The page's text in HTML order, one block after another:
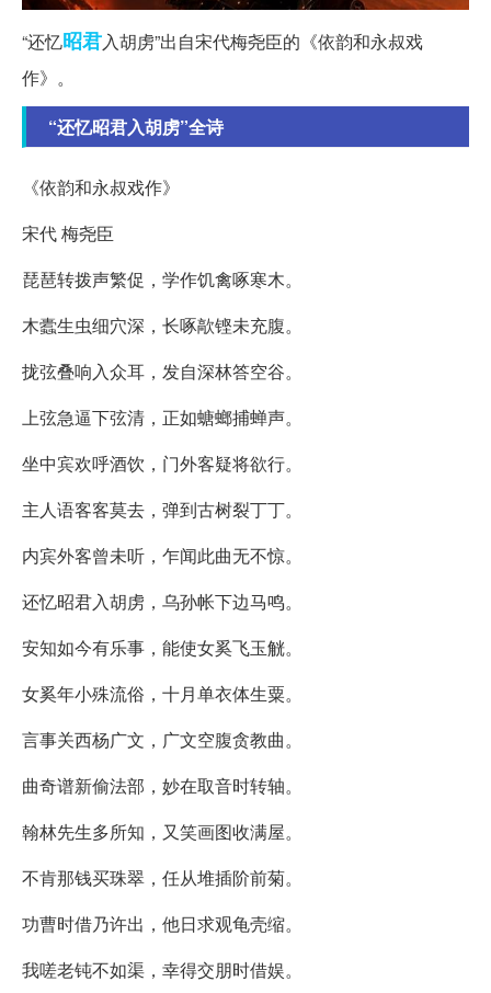
“还忆昭君入胡虏”出自宋代梅尧臣的《依韵和永叔戏
作》。
“还忆昭君入胡虏”全诗
《依韵和永叔戏作》
宋代 梅尧臣
琵琶转拨声繁促，学作饥禽啄寒木。
木蠹生虫细穴深，长啄歊铿未充腹。
拢弦叠响入众耳，发自深林答空谷。
上弦急逼下弦清，正如螗螂捕蝉声。
坐中宾欢呼酒饮，门外客疑将欲行。
主人语客客莫去，弹到古树裂丁丁。
内宾外客曾未听，乍闻此曲无不惊。
还忆昭君入胡虏，乌孙帐下边马鸣。
安知如今有乐事，能使女奚飞玉觥。
女奚年小殊流俗，十月单衣体生粟。
言事关西杨广文，广文空腹贪教曲。
曲奇谱新偷法部，妙在取音时转轴。
翰林先生多所知，又笑画图收满屋。
不肯那钱买珠翠，任从堆插阶前菊。
功曹时借乃许出，他日求观龟壳缩。
我嗟老钝不如渠，幸得交朋时借娱。